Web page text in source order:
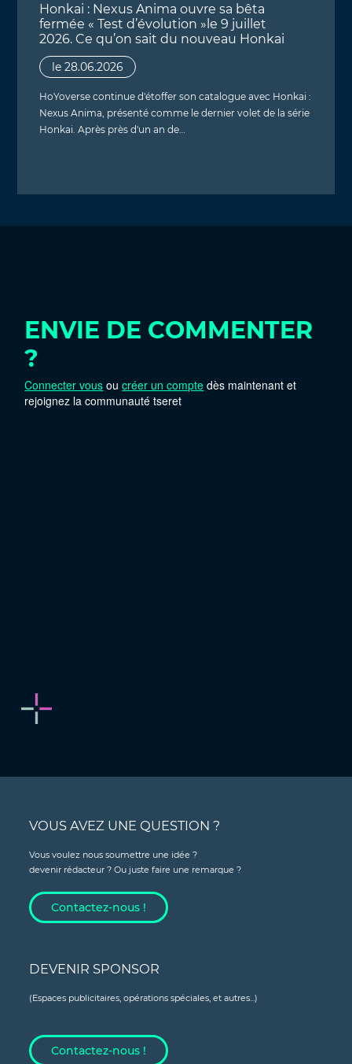
Honkai : Nexus Anima ouvre sa bêta
fermée « Test d’évolution »le 9 juillet
2026. Ce qu’on sait du nouveau Honkai
le 28.06.2026
HoYoverse continue d'étoffer son catalogue avec Honkai :
Nexus Anima, présenté comme le dernier volet de la série
Honkai. Après près d'un an de…
ENVIE DE COMMENTER
?
Connecter vous oucréer un compte dès maintenant et
rejoignez la communauté tseret
VOUS AVEZ UNE QUESTION ?
Vous voulez nous soumettre une idée ?
devenir rédacteur ? Ou juste faire une remarque ?
Contactez-nous !
DEVENIR SPONSOR
(Espaces publicitaires, opérations spéciales, et autres...)
Contactez-nous !